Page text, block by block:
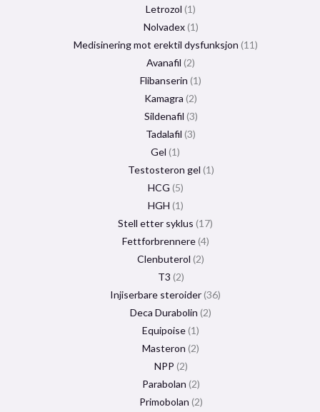
Letrozol 1
Nolvadex 1
Medisinering mot erektil dysfunksjon 11
Avanafil 2
Flibanserin 1
Kamagra 2
Sildenafil 3
Tadalafil 3
Gel 1
Testosteron gel 1
HCG 5
HGH 1
Stell etter syklus 17
Fettforbrennere 4
Clenbuterol 2
T3 2
Injiserbare steroider 36
Deca Durabolin 2
Equipoise 1
Masteron 2
NPP 2
Parabolan 2
Primobolan 2